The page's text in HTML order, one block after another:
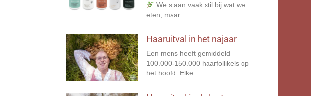
We staan vaak stil bij wat we
eten, maar
Haaruitval in het najaar
Een mens heeft gemiddeld
100.000-150.000 haarfollikels op
het hoofd. Elke